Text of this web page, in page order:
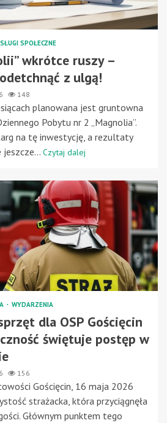
SPOŁECZNE
wkrótce ruszy –
z ulgą!
148
planowana jest gruntowna
Pobytu nr 2 „Magnolia”.
na tę inwestycję, a rezultaty
jeszcze... Czytaj dalej
WYDARZENIA
dla OSP Gościęcin
świętuje postęp w
156
Gościęcin, 16 maja 2026
strażacka, która przyciągnęła
Głównym punktem tego